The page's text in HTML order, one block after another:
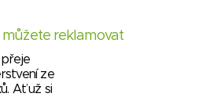
můžete reklamovat
ze
Ať už si